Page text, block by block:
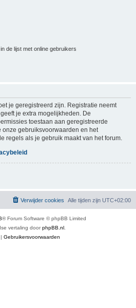
de lijst met online gebruikers
je geregistreerd zijn. Registratie neemt
je extra mogelijkheden. De
toestaan aan geregistreerde
gebruiksvoorwaarden en het
regels als je gebruik maakt van het forum.
Alle tijden zijn UTC+02:00
Verwijder cookies
® Forum Software © phpBB Limited
vertaling doorphpBB.nl
| Gebruikersvoorwaarden